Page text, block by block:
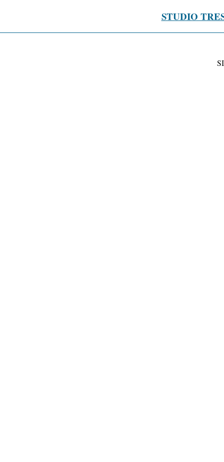
STUDIO